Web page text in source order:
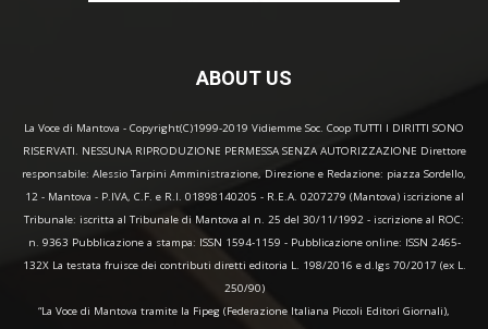
ABOUT US
La Voce di Mantova - Copyright(C)1999-2019 Vidiemme Soc. Coop TUTTI I DIRITTI SONO
RISERVATI. NESSUNA RIPRODUZIONE PERMESSA SENZA AUTORIZZAZIONE Direttore
responsabile: Alessio Tarpini Amministrazione, Direzione e Redazione: piazza Sordello,
12 - Mantova - P.IVA, C.F. e R.I. 01898140205 - R.E.A. 0207279 (Mantova) iscrizione al
Tribunale: iscritta al Tribunale di Mantova al n. 25 del 30/11/1992 - iscrizione al ROC:
n. 9363 Pubblicazione a stampa: ISSN 1594-1159 - Pubblicazione online: ISSN 2465-
132X La testata fruisce dei contributi diretti editoria L. 198/2016 e d.lgs 70/2017 (ex L.
250/90)
“La Voce di Mantova tramite la Fipeg (Federazione Italiana Piccoli Editori Giornali),